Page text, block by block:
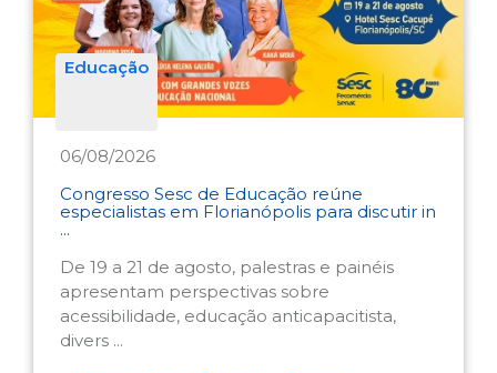
Educação
06/08/2026
Congresso Sesc de Educação reúne
especialistas em Florianópolis para discutir in
...
De 19 a 21 de agosto, palestras e painéis
apresentam perspectivas sobre
acessibilidade, educação anticapacitista,
divers ...